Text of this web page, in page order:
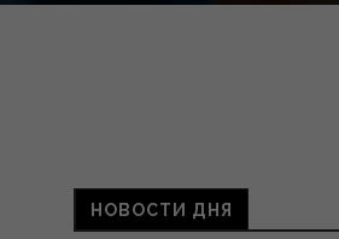
НОВОСТИ ДНЯ